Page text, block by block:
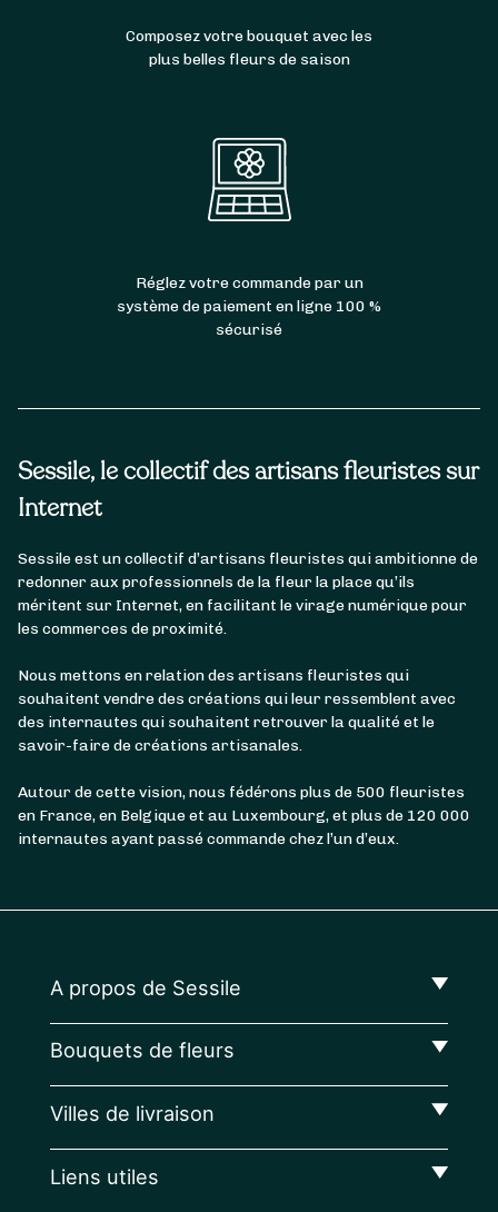
Sessile, le collectif des artisans fleuristes sur
Internet
Sessile est un collectif d’artisans fleuristes qui ambitionne de
redonner aux professionnels de la fleur la place qu’ils
méritent sur Internet, en facilitant le virage numérique pour
les commerces de proximité.
Nous mettons en relation des artisans fleuristes qui
souhaitent vendre des créations qui leur ressemblent avec
des internautes qui souhaitent retrouver la qualité et le
savoir-faire de créations artisanales.
Autour de cette vision, nous fédérons plus de 500 fleuristes
en France, en Belgique et au Luxembourg, et plus de 120 000
internautes ayant passé commande chez l’un d’eux.
Composez votre bouquet avec les
plus belles fleurs de saison
Réglez votre commande par un
système de paiement en ligne 100 %
sécurisé
A propos de Sessile
Bouquets de fleurs
Villes de livraison
Liens utiles